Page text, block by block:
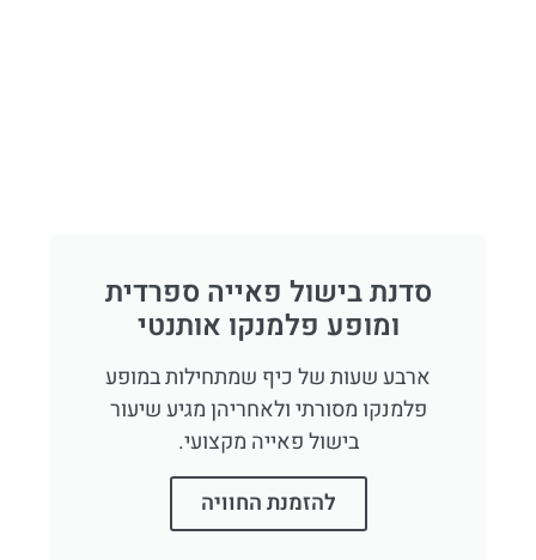
סדנת בישול פאייה ספרדית
ומופע פלמנקו אותנטי
ארבע שעות של כיף שמתחילות במופע
פלמנקו מסורתי ולאחריהן מגיע שיעור
בישול פאייה מקצועי.
להזמנת החוויה